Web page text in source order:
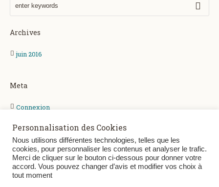
Archives
juin 2016
Meta
Connexion
CommentsRSS
WordPress.org
Personnalisation des Cookies
Nous utilisons différentes technologies, telles que les
cookies, pour personnaliser les contenus et analyser le trafic.
Merci de cliquer sur le bouton ci-dessous pour donner votre
accord. Vous pouvez changer d’avis et modifier vos choix à
tout moment